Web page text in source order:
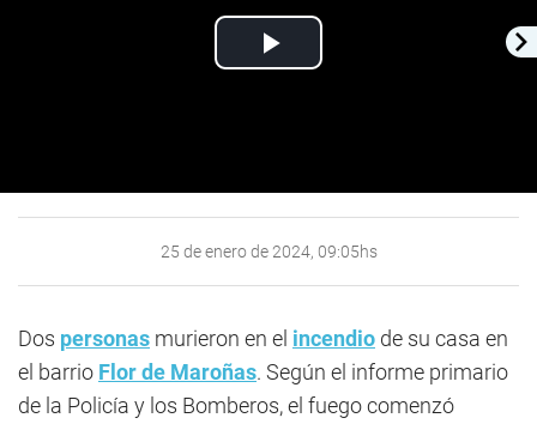
Play
25 de enero de 2024, 09:05hs
Dos personas murieron en el incendio de su casa en
el barrio Flor de Maroñas. Según el informe primario
de la Policía y los Bomberos, el fuego comenzó